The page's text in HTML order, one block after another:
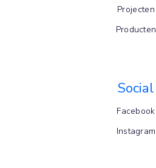
Projecten
Producten
Social
Facebook
Instagram